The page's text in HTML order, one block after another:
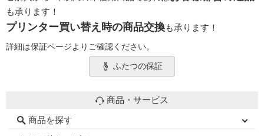
も承ります！
プリンター買い替え時の商品交換も承ります！
詳細は保証ページよりご確認ください。
ふたつの保証
商品・サービス
商品を探す